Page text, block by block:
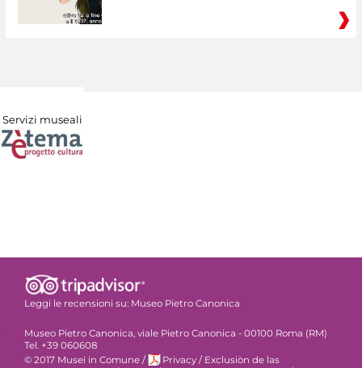
Servizi museali
Leggi le recensioni su: Museo Pietro Canonica
Museo Pietro Canonica, viale Pietro Canonica - 00100 Roma (RM)
Tel. +39 060608
© 2017 Musei in Comune / Privacy / Exclusiòn de las